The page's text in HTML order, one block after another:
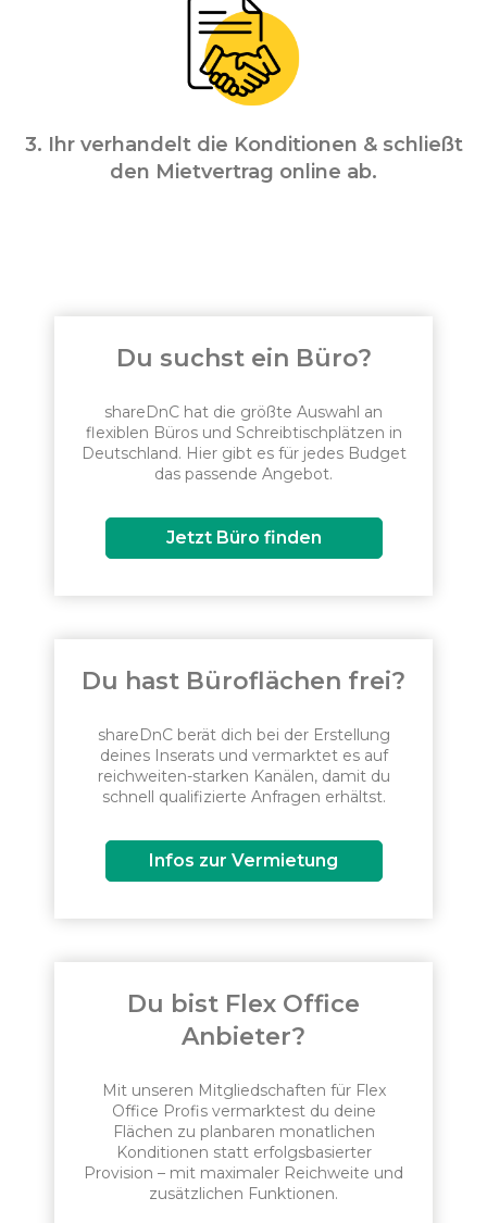
3. Ihr verhandelt die Konditionen & schließt
den Mietvertrag online ab.
Du suchst ein Büro?
shareDnC hat die größte Auswahl an
flexiblen Büros und Schreibtischplätzen in
Deutschland. Hier gibt es für jedes Budget
das passende Angebot.
Jetzt Büro finden
Du hast Büroflächen frei?
shareDnC berät dich bei der Erstellung
deines Inserats und vermarktet es auf
reichweiten-starken Kanälen, damit du
schnell qualifizierte Anfragen erhältst.
Infos zur Vermietung
Du bist Flex Office
Anbieter?
Mit unseren Mitgliedschaften für Flex
Office Profis vermarktest du deine
Flächen zu planbaren monatlichen
Konditionen statt erfolgsbasierter
Provision – mit maximaler Reichweite und
zusätzlichen Funktionen.